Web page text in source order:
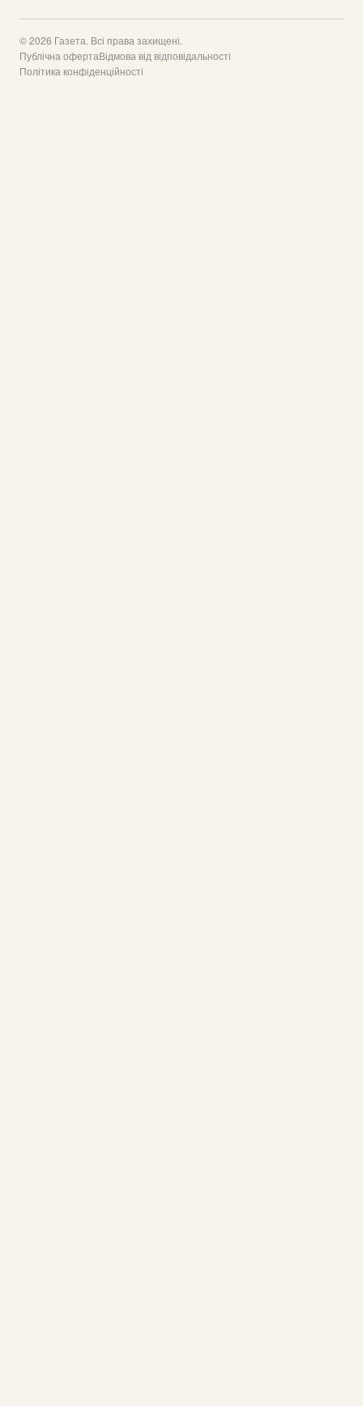
© 2026 Газета. Всі права захищені.
Публічна офертаВідмова від відповідальності
Політика конфіденційності